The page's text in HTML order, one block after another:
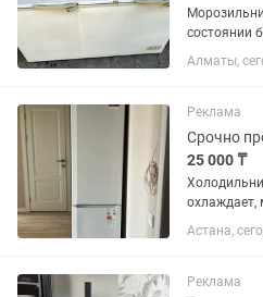
состоянии
Алматы,
Реклама
25 000 ₸
охлаждает,
работает
Астана,
Реклама